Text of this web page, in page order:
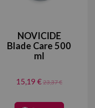
NOVICIDE
Blade Care 500
ml
15,19 €23,37 €